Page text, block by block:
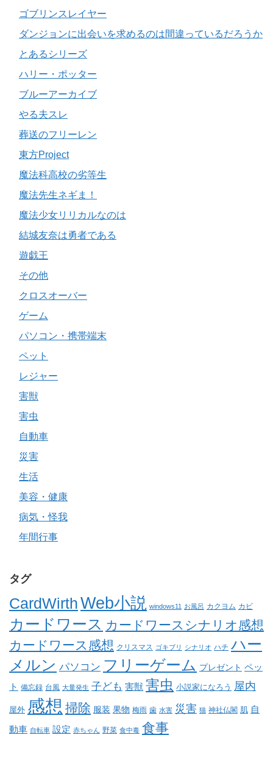
ゴブリンスレイヤー
ダンジョンに出会いを求めるのは間違っているだろうか
とあるシリーズ
ハリー・ポッター
ブルーアーカイブ
やる夫スレ
葬送のフリーレン
東方Project
魔法科高校の劣等生
魔法先生ネギま！
魔法少女リリカルなのは
結城友奈は勇者である
遊戯王
その他
クロスオーバー
ゲーム
パソコン・携帯端末
ペット
レジャー
害獣
害虫
自動車
災害
生活
美容・健康
病気・怪我
年間行事
タグ
CardWirthWeb小説 windows11 お風呂 カクヨム カビ
カードワース カードワースシナリオ感想
カードワース感想 クリスマス ゴキブリ シナリオ ハチ ハー
メルン パソコン フリーゲーム プレゼント ペッ
ト 備忘録 台風 大量発生 子ども 害獣 害虫 小説家になろう 屋内
屋外 感想 掃除 服装 果物 梅雨 歯 水害 災害 猫 神社仏閣 肌 自
動車 自転車 設定 赤ちゃん 野菜 食中毒 食事